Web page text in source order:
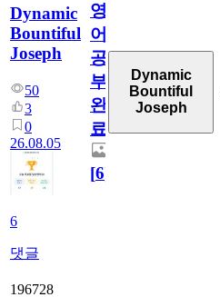
Dynamic
Bountiful
Joseph
50
3
0
26.08.05
6
댓글
영
어
공
부
완
료
[6]
Dynamic
Bountiful
Joseph
196728